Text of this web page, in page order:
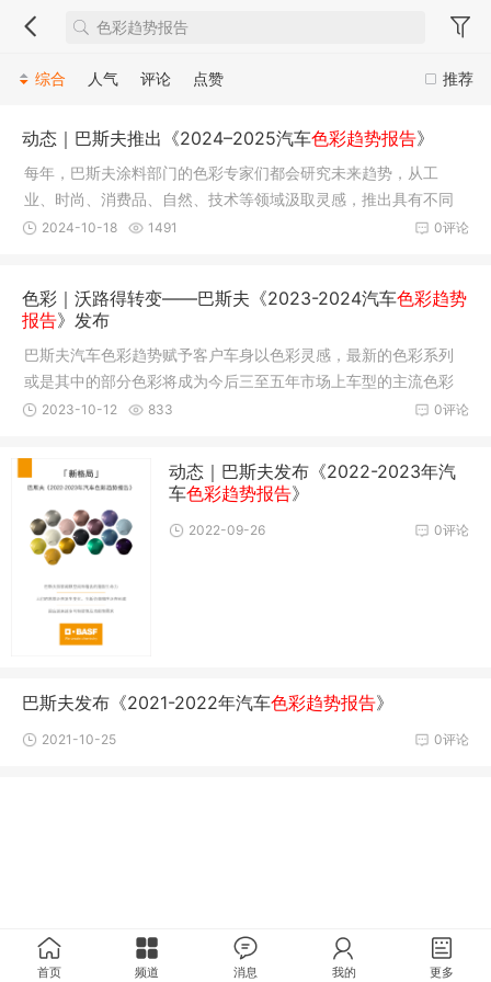
推荐
综合 人气 评论 点赞
动态｜巴斯夫推出《2024–2025汽车色彩趋势报告》
每年，巴斯夫涂料部门的色彩专家们都会研究未来趋势，从工
业、时尚、消费品、自然、技术等领域汲取灵感，推出具有不同
纹理和质感表达的全新色彩，同时与客户共享这些研究成果，推
0评论
2024-10-18 1491
色彩｜沃路得转变——巴斯夫《2023-2024汽车色彩趋势
报告》发布
巴斯夫汽车色彩趋势赋予客户车身以色彩灵感，最新的色彩系列
或是其中的部分色彩将成为今后三至五年市场上车型的主流色彩
之选。
0评论
2023-10-12 833
动态｜巴斯夫发布《2022-2023年汽
车色彩趋势报告》
0评论
2022-09-26
巴斯夫发布《2021-2022年汽车色彩趋势报告》
0评论
2021-10-25
首页 频道 消息 我的 更多